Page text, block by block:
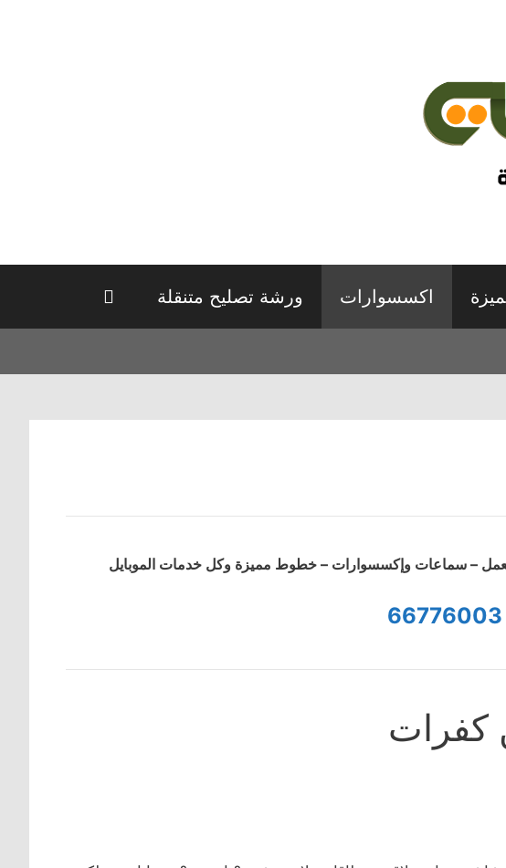
اكسسوارات ورشة تصليح متنقلة
– سماعات وإكسسوارات – خطوط مميزة وكل خدمات الموبايل
66776003
كفرات